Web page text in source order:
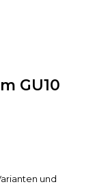
GU10
und